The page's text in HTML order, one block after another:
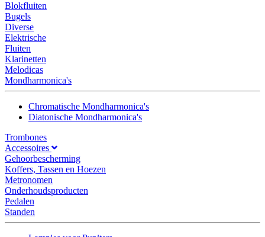
Blokfluiten
Bugels
Diverse
Elektrische
Fluiten
Klarinetten
Melodicas
Mondharmonica's
Chromatische Mondharmonica's
Diatonische Mondharmonica's
Trombones
Accessoires
Gehoorbescherming
Koffers, Tassen en Hoezen
Metronomen
Onderhoudsproducten
Pedalen
Standen